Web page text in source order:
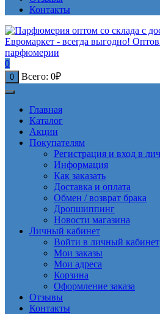
Контакты
0
0 Всего: 0₽
Главная
Каталог
Акции
Покупателям
Регистрация и вход в
Информация
Как заказать
Доставка и оплата
Обмен / возврат брака
Дропшиппинг
Новости магазина
Личный кабинет
Войти в личный кабинет
Мои заказы
Мои адреса
Корзина
Оформление заказа
Отзывы
Контакты